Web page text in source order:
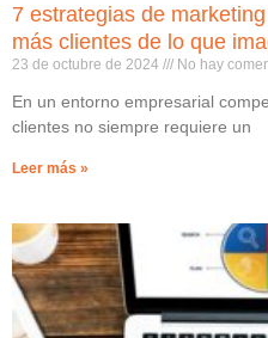
7 estrategias de
más clientes de lo que
23 de octubre de 2024 No hay
En un entorno empresarial
clientes no siempre requiere un
Leer más »